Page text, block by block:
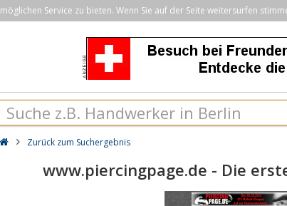
Service zu bieten. Wenn Sie auf der Seite weitersurfen
Zurück zum Suchergebnis
www.piercingpage.de - Die